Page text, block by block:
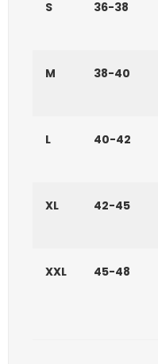
S 36-38
M 38-40
L 40-42
XL 42-45
XXL 45-48